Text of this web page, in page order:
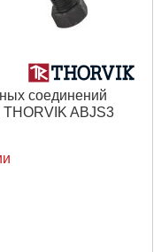
соединений
ABJS3